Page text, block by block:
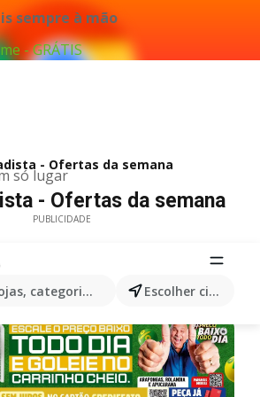
sempre à mão
- GRÁTIS
só lugar
categorias,produtos... Escolher cidade
- Ofertas da semana
- Ofertas da semana
PUBLICIDADE